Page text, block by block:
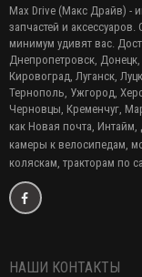
Max Drive (Макс Драйв) -
запчастей и
минимум удивят вас.
Днепропетровск,
Кировоград, Луганск,
Тернополь, Ужгород,
Черновцы, Кременчуг,
как Новая почта,
камеры к велосипедам,
коляскам, тракторам по
НАШИ КОНТАКТЫ